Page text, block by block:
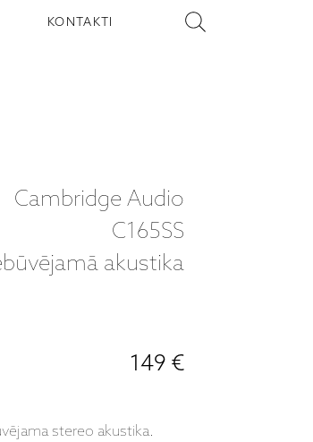
KONTAKTI
Cambridge Audio
C165SS
akustika
149 €
stereo akustika.